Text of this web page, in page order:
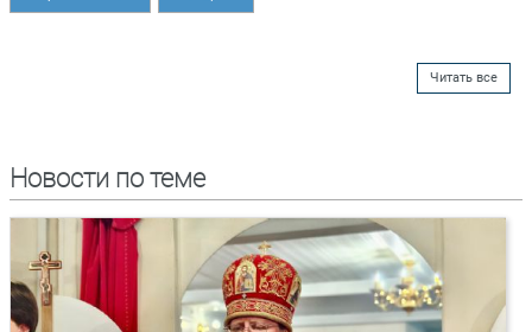
Читать все
Новости по теме